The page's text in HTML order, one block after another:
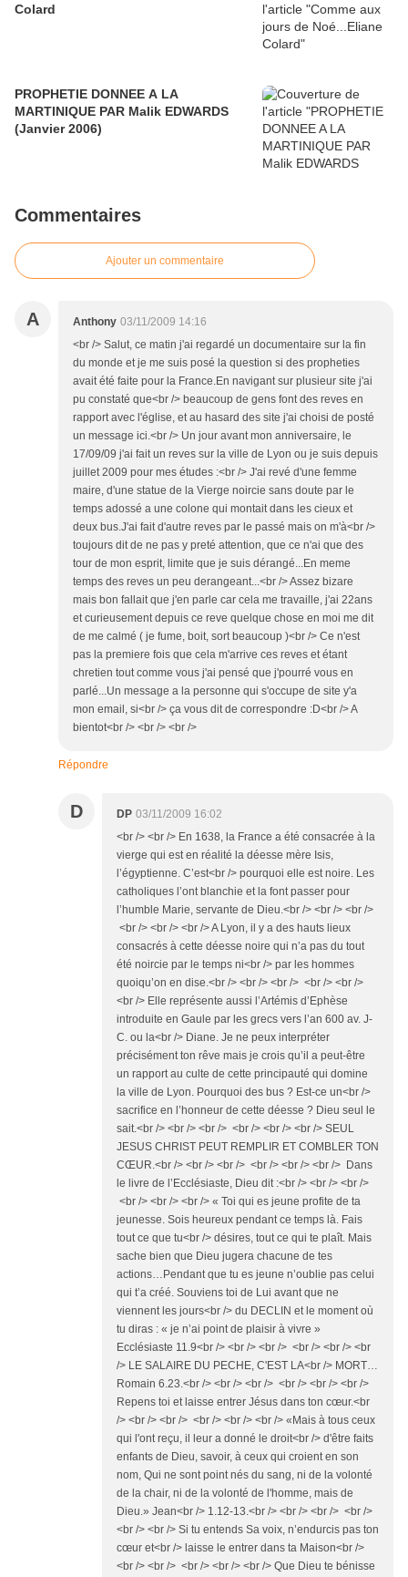
Colard
PROPHETIE DONNEE A LA
MARTINIQUE PAR Malik EDWARDS
(Janvier 2006)
Commentaires
Ajouter un commentaire
A Anthony 03/11/2009 14:16
<br /> Salut, ce matin j'ai regardé un documentaire sur la fin
du monde et je me suis posé la question si des propheties
avait été faite pour la France.En navigant sur plusieur site j'ai
pu constaté que<br /> beaucoup de gens font des reves en
rapport avec l'église, et au hasard des site j'ai choisi de posté
un message ici.<br /> Un jour avant mon anniversaire, le
17/09/09 j'ai fait un reves sur la ville de Lyon ou je suis depuis
juillet 2009 pour mes études :<br /> J'ai revé d'une femme
maire, d'une statue de la Vierge noircie sans doute par le
temps adossé a une colone qui montait dans les cieux et
deux bus.J'ai fait d'autre reves par le passé mais on m'à<br />
toujours dit de ne pas y preté attention, que ce n'ai que des
tour de mon esprit, limite que je suis dérangé...En meme
temps des reves un peu derangeant...<br /> Assez bizare
mais bon fallait que j'en parle car cela me travaille, j'ai 22ans
et curieusement depuis ce reve quelque chose en moi me dit
de me calmé ( je fume, boit, sort beaucoup )<br /> Ce n'est
pas la premiere fois que cela m'arrive ces reves et étant
chretien tout comme vous j'ai pensé que j'pourré vous en
parlé...Un message a la personne qui s'occupe de site y'a
mon email, si<br /> ça vous dit de correspondre :D<br /> A
bientot<br /> <br /> <br />
Répondre
D DP 03/11/2009 16:02
<br /> <br /> En 1638, la France a été consacrée à la
vierge qui est en réalité la déesse mère Isis,
l’égyptienne. C’est<br /> pourquoi elle est noire. Les
catholiques l’ont blanchie et la font passer pour
l’humble Marie, servante de Dieu.<br /> <br /> <br />
<br /> <br /> <br /> A Lyon, il y a des hauts lieux
consacrés à cette déesse noire qui n’a pas du tout
été noircie par le temps ni<br /> par les hommes
quoiqu’on en dise.<br /> <br /> <br /> <br /> <br />
<br /> Elle représente aussi l’Artémis d’Ephèse
introduite en Gaule par les grecs vers l’an 600 av. J-
C. ou la<br /> Diane. Je ne peux interpréter
précisément ton rêve mais je crois qu’il a peut-être
un rapport au culte de cette principauté qui domine
la ville de Lyon. Pourquoi des bus ? Est-ce un<br />
sacrifice en l’honneur de cette déesse ? Dieu seul le
sait.<br /> <br /> <br /> <br /> <br /> <br /> SEUL
JESUS CHRIST PEUT REMPLIR ET COMBLER TON
CŒUR.<br /> <br /> <br /> <br /> <br /> <br /> Dans
le livre de l’Ecclésiaste, Dieu dit :<br /> <br /> <br />
<br /> <br /> <br /> « Toi qui es jeune profite de ta
jeunesse. Sois heureux pendant ce temps là. Fais
tout ce que tu<br /> désires, tout ce qui te plaît. Mais
sache bien que Dieu jugera chacune de tes
actions…Pendant que tu es jeune n’oublie pas celui
qui t’a créé. Souviens toi de Lui avant que ne
viennent les jours<br /> du DECLIN et le moment où
tu diras : « je n’ai point de plaisir à vivre »
Ecclésiaste 11.9<br /> <br /> <br /> <br /> <br /> <br
/> LE SALAIRE DU PECHE, C'EST LA<br /> MORT…
Romain 6.23.<br /> <br /> <br /> <br /> <br /> <br />
Repens toi et laisse entrer Jésus dans ton cœur.<br
/> <br /> <br /> <br /> <br /> <br /> «Mais à tous ceux
qui l'ont reçu, il leur a donné le droit<br /> d'être faits
enfants de Dieu, savoir, à ceux qui croient en son
nom, Qui ne sont point nés du sang, ni de la volonté
de la chair, ni de la volonté de l'homme, mais de
Dieu.» Jean<br /> 1.12-13.<br /> <br /> <br /> <br />
<br /> <br /> Si tu entends Sa voix, n’endurcis pas ton
cœur et<br /> laisse le entrer dans ta Maison<br />
<br /> <br /> <br /> <br /> <br /> Que Dieu te bénisse